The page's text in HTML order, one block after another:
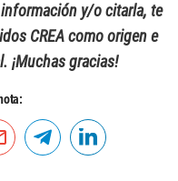
y/o citarla, te
CREA como origen e
¡Muchas gracias!